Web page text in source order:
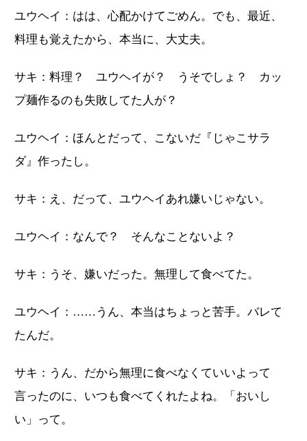
ユウヘイ：はは、心配かけてごめん。でも、最近、
料理も覚えたから、本当に、大丈夫。
サキ：料理？ ユウヘイが？ うそでしょ？ カッ
プ麺作るのも失敗してた人が？
ユウヘイ：ほんとだって、こないだ『じゃこサラ
ダ』作ったし。
サキ：え、だって、ユウヘイあれ嫌いじゃない。
ユウヘイ：なんで？ そんなことないよ？
サキ：うそ、嫌いだった。無理して食べてた。
ユウヘイ：……うん、本当はちょっと苦手。バレて
たんだ。
サキ：うん、だから無理に食べなくていいよって
言ったのに、いつも食べてくれたよね。「おいし
い」って。